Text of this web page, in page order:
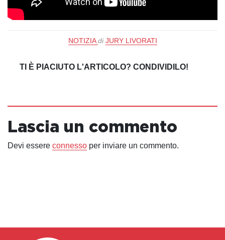
NOTIZIA di JURY LIVORATI
TI È PIACIUTO L'ARTICOLO? CONDIVIDILO!
Lascia un commento
Devi essere connesso per inviare un commento.